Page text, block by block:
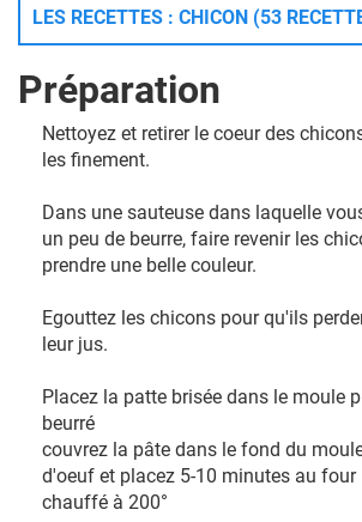
LES RECETTES : CHICON (53
Préparation
Nettoyez et retirer le coeur des
les finement.
Dans une sauteuse dans laquelle
un peu de beurre, faire revenir les
prendre une belle couleur.
Egouttez les chicons pour qu'ils
leur jus.
Placez la patte brisée dans le moule
beurré
couvrez la pâte dans le fond du
d'oeuf et placez 5-10 minutes au
chauffé à 200°